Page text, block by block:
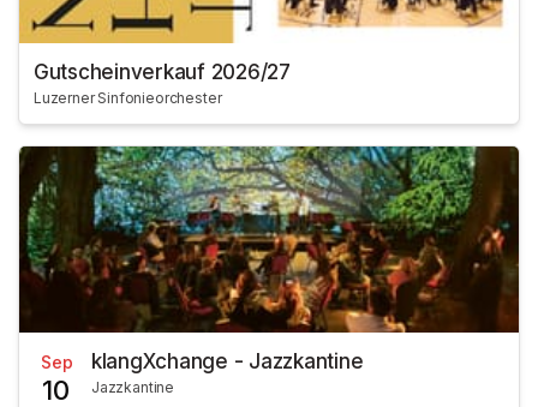
Gutscheinverkauf 2026/27
Luzerner Sinfonieorchester
Sep
10
klangXchange - Jazzkantine
Jazzkantine